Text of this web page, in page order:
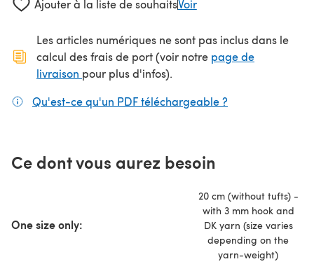
Ajouter à la liste de souhaitsVoir
Les articles numériques ne sont pas inclus dans le
calcul des frais de port (voir notre page de
livraison (s'ouvre dans un nouvel onglet)
pour plus d'infos).
Qu'est-ce qu'un PDF téléchargeable ?
Ce dont vous aurez besoin
One size only:
20 cm (without tufts) -
with 3 mm hook and
DK yarn (size varies
depending on the
yarn-weight)